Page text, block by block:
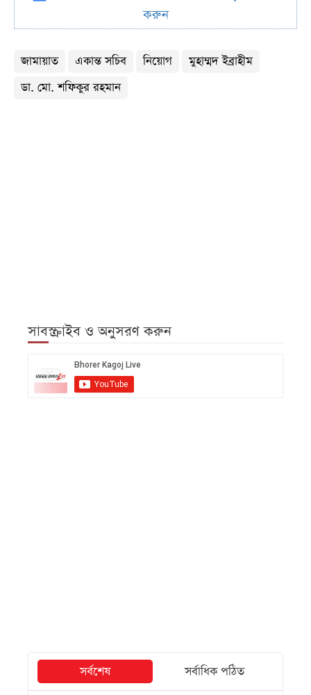
করুন
জামায়াত একান্ত সচিব নিয়োগ
মুহাম্মদ ইব্রাহীম
ডা. মো. শফিকুর রহমান
সাবস্ক্রাইব ও অনুসরণ করুন
সর্বশেষ
সর্বাধিক পঠিত